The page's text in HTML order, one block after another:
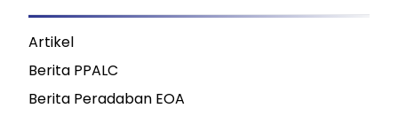
Artikel
Berita PPALC
Berita Peradaban EOA